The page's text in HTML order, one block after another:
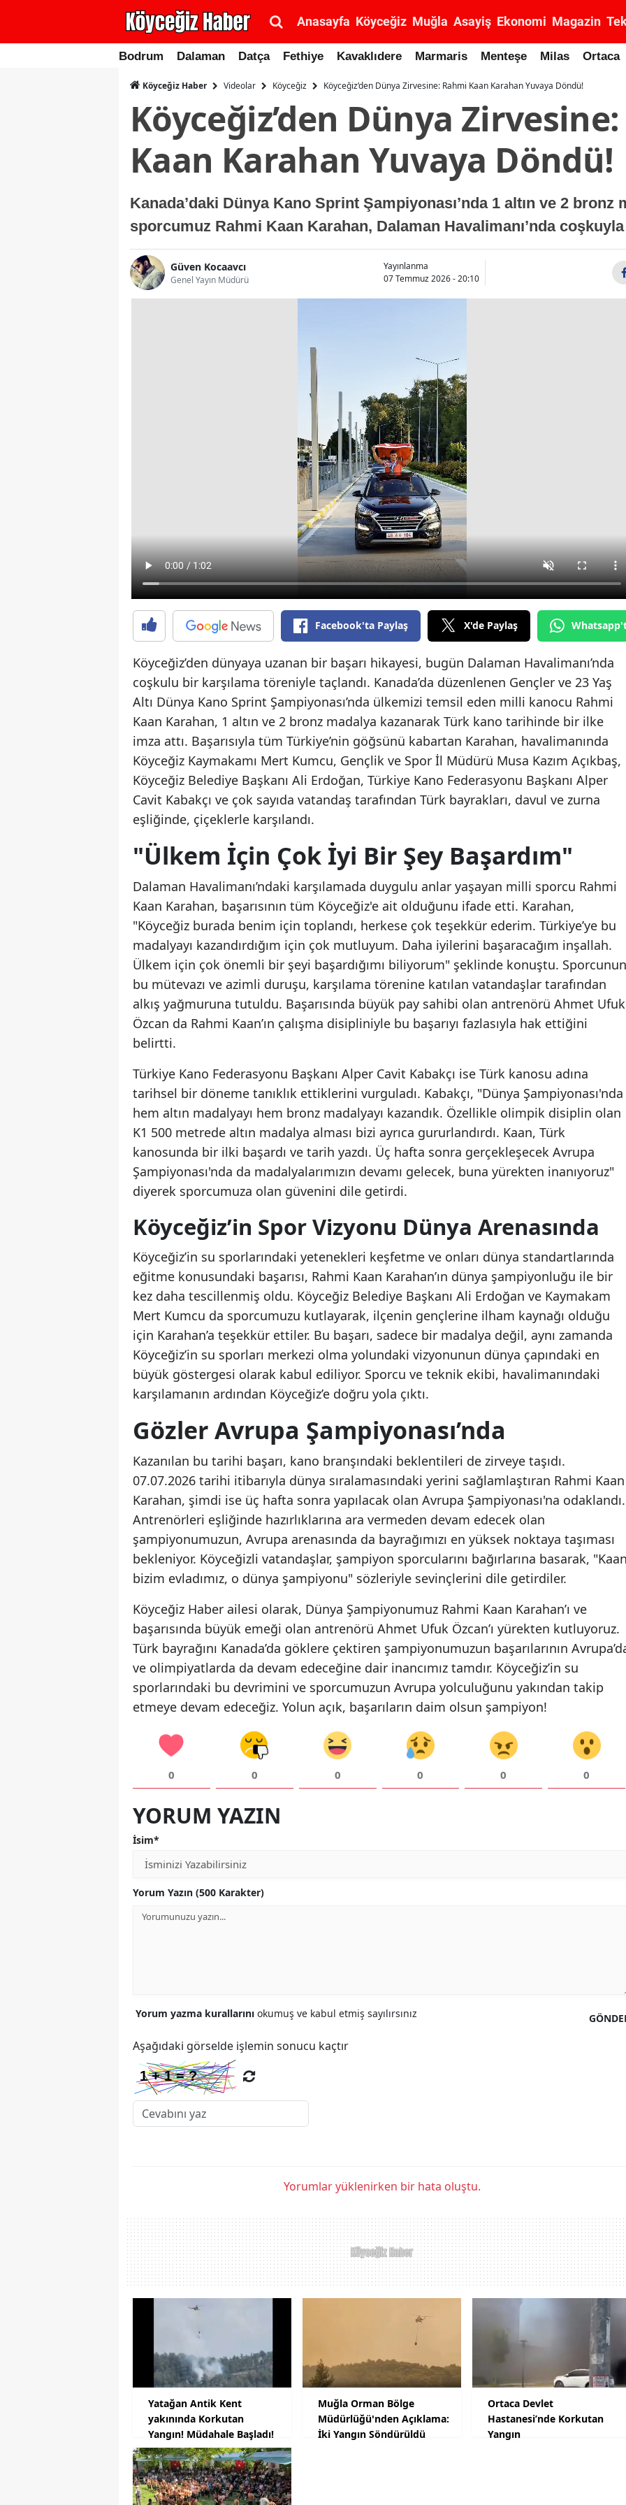
Anasayfa Köyceğiz Muğla Asayiş Ekonomi Magazin
Bodrum Dalaman Datça Fethiye Kavaklıdere Marmaris Menteşe Milas Ortaca
Köyceğiz Haber Videolar Köyceğiz Köyceğiz’den Dünya Zirvesine: Rahmi Kaan Karahan Yuvaya Döndü!
Köyceğiz’den Dünya
Kaan Karahan Yuvaya Döndü!
Kanada’daki Dünya Kano Sprint Şampiyonası’nda 1 altın ve 2
sporcumuz Rahmi Kaan Karahan, Dalaman Havalimanı’nda coşkuyla
Güven Kocaavcı
Genel Yayın Müdürü
Yayınlanma
07 Temmuz 2026 - 20:10
Facebook'ta Paylaş X'de Paylaş
Köyceğiz’den dünyaya uzanan bir başarı hikayesi, bugün Dalaman Havalimanı’nda
coşkulu bir karşılama töreniyle taçlandı. Kanada’da düzenlenen Gençler ve 23 Yaş
Altı Dünya Kano Sprint Şampiyonası’nda ülkemizi temsil eden milli kanocu Rahmi
Kaan Karahan, 1 altın ve 2 bronz madalya kazanarak Türk kano tarihinde bir ilke
imza attı. Başarısıyla tüm Türkiye’nin göğsünü kabartan Karahan, havalimanında
Köyceğiz Kaymakamı Mert Kumcu, Gençlik ve Spor İl Müdürü Musa Kazım Açıkbaş,
Köyceğiz Belediye Başkanı Ali Erdoğan, Türkiye Kano Federasyonu Başkanı Alper
Cavit Kabakçı ve çok sayıda vatandaş tarafından Türk bayrakları, davul ve zurna
eşliğinde, çiçeklerle karşılandı.
"Ülkem İçin Çok İyi Bir Şey Başardım"
Dalaman Havalimanı’ndaki karşılamada duygulu anlar yaşayan milli sporcu Rahmi
Kaan Karahan, başarısının tüm Köyceğiz'e ait olduğunu ifade etti. Karahan,
"Köyceğiz burada benim için toplandı, herkese çok teşekkür ederim. Türkiye’ye bu
madalyayı kazandırdığım için çok mutluyum. Daha iyilerini başaracağım inşallah.
Ülkem için çok önemli bir şeyi başardığımı biliyorum" şeklinde konuştu. Sporcunun
bu mütevazı ve azimli duruşu, karşılama törenine katılan vatandaşlar tarafından
alkış yağmuruna tutuldu. Başarısında büyük pay sahibi olan antrenörü Ahmet Ufuk
Özcan da Rahmi Kaan’ın çalışma disipliniyle bu başarıyı fazlasıyla hak ettiğini
belirtti.
Türkiye Kano Federasyonu Başkanı Alper Cavit Kabakçı ise Türk kanosu adına
tarihsel bir döneme tanıklık ettiklerini vurguladı. Kabakçı, "Dünya Şampiyonası'nda
hem altın madalyayı hem bronz madalyayı kazandık. Özellikle olimpik disiplin olan
K1 500 metrede altın madalya alması bizi ayrıca gururlandırdı. Kaan, Türk
kanosunda bir ilki başardı ve tarih yazdı. Üç hafta sonra gerçekleşecek Avrupa
Şampiyonası'nda da madalyalarımızın devamı gelecek, buna yürekten inanıyoruz"
diyerek sporcumuza olan güvenini dile getirdi.
Köyceğiz’in Spor Vizyonu Dünya Arenasında
Köyceğiz’in su sporlarındaki yetenekleri keşfetme ve onları dünya standartlarında
eğitme konusundaki başarısı, Rahmi Kaan Karahan’ın dünya şampiyonluğu ile bir
kez daha tescillenmiş oldu. Köyceğiz Belediye Başkanı Ali Erdoğan ve Kaymakam
Mert Kumcu da sporcumuzu kutlayarak, ilçenin gençlerine ilham kaynağı olduğu
için Karahan’a teşekkür ettiler. Bu başarı, sadece bir madalya değil, aynı zamanda
Köyceğiz’in su sporları merkezi olma yolundaki vizyonunun dünya çapındaki en
büyük göstergesi olarak kabul ediliyor. Sporcu ve teknik ekibi, havalimanındaki
karşılamanın ardından Köyceğiz’e doğru yola çıktı.
Gözler Avrupa Şampiyonası’nda
Kazanılan bu tarihi başarı, kano branşındaki beklentileri de zirveye taşıdı.
07.07.2026 tarihi itibarıyla dünya sıralamasındaki yerini sağlamlaştıran Rahmi Kaan
Karahan, şimdi ise üç hafta sonra yapılacak olan Avrupa Şampiyonası'na odaklandı.
Antrenörleri eşliğinde hazırlıklarına ara vermeden devam edecek olan
şampiyonumuzun, Avrupa arenasında da bayrağımızı en yüksek noktaya taşıması
bekleniyor. Köyceğizli vatandaşlar, şampiyon sporcularını bağırlarına basarak,
bizim evladımız, o dünya şampiyonu" sözleriyle sevinçlerini dile getirdiler.
Köyceğiz Haber ailesi olarak, Dünya Şampiyonumuz Rahmi Kaan Karahan’ı ve
başarısında büyük emeği olan antrenörü Ahmet Ufuk Özcan’ı yürekten kutluyoruz.
Türk bayrağını Kanada’da göklere çektiren şampiyonumuzun başarılarının
ve olimpiyatlarda da devam edeceğine dair inancımız tamdır. Köyceğiz’in su
sporlarındaki bu devrimini ve sporcumuzun Avrupa yolculuğunu yakından takip
etmeye devam edeceğiz. Yolun açık, başarıların daim olsun şampiyon!
0 0 0 0 0 0
YORUM YAZIN
İsim*
Yorum Yazın (500 Karakter)
Yorum yazma kurallarını okumuş ve kabul etmiş sayılırsınız
Aşağıdaki görselde işlemin sonucu kaçtır
Yorumlar yüklenirken bir hata oluştu.
Yatağan Antik Kent
yakınında Korkutan
Yangın! Müdahale Başladı!
Muğla Orman Bölge
Müdürlüğü'nden Açıklama:
İki Yangın Söndürüldü
Ortaca Devlet
Hastanesi’nde Korkutan
Yangın